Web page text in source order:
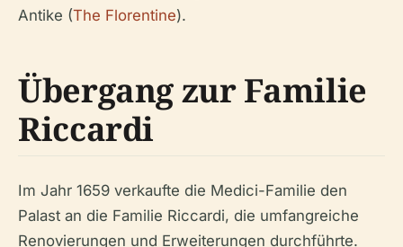
Antike (The Florentine).
Übergang zur Familie
Riccardi
Im Jahr 1659 verkaufte die Medici-Familie den
Palast an die Familie Riccardi, die umfangreiche
Renovierungen und Erweiterungen durchführte.